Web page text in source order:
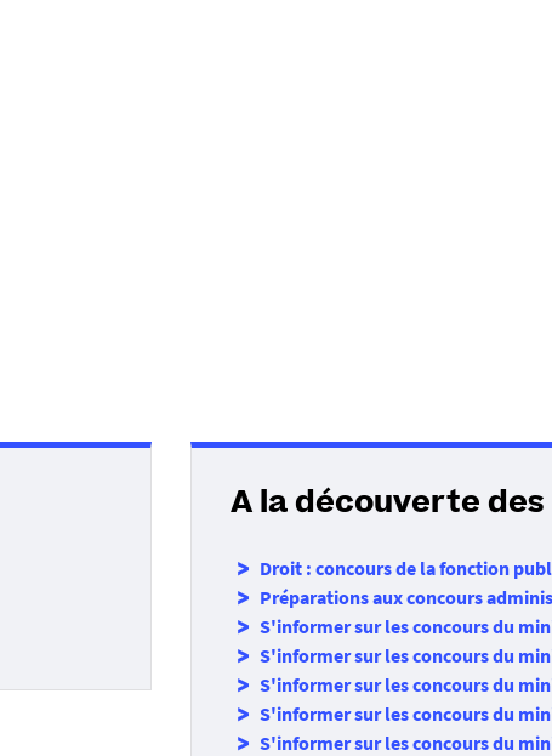
A la découverte
Droit : concours de la fonction
Préparations aux concours
S'informer sur les concours du
S'informer sur les concours du
S'informer sur les concours du
S'informer sur les concours du
S'informer sur les concours du